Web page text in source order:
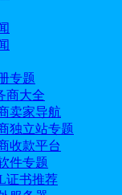
专题
商大全
卖家导航
独立站专题
收款平台
件专题
证书推荐
是领先的二级电
量级云服务器、高配
布全球主要...
服特惠正式启幕，圣
$88暴降至$57/月
新加坡服务器（涵
尊享8折特惠，且
仅直击价格底线，
供扎实的算力配置